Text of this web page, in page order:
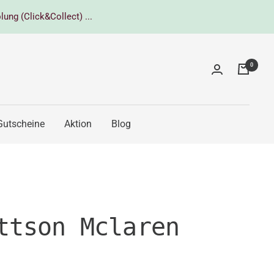
(Click&Collect) ...
0
Aktion Blog
Mclaren